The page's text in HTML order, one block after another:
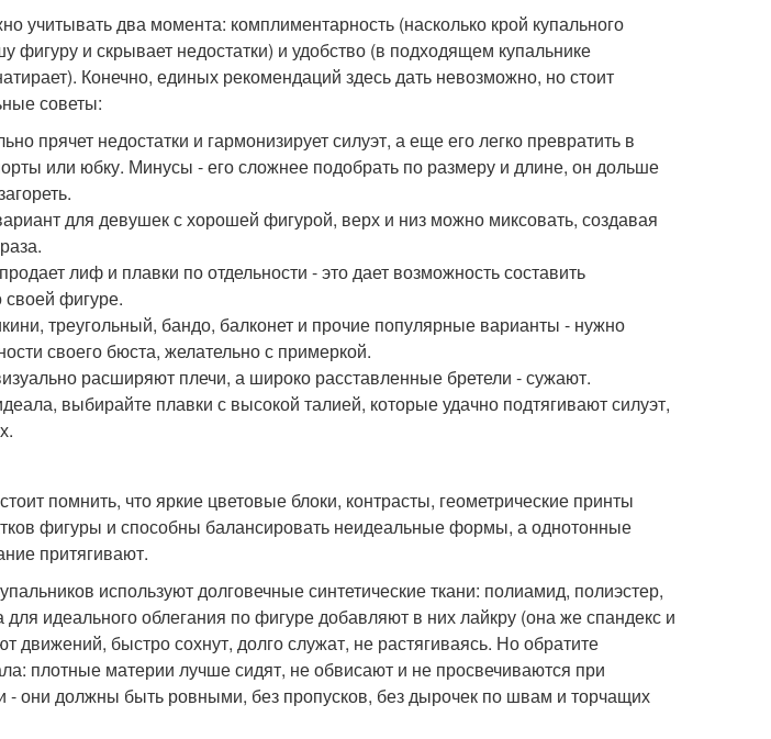
учитывать два момента: комплиментарность (насколько крой купального
фигуру и скрывает недостатки) и удобство (в подходящем купальнике
Конечно, единых рекомендаций здесь дать невозможно, но стоит
советы:
прячет недостатки и гармонизирует силуэт, а еще его легко превратить в
или юбку. Минусы - его сложнее подобрать по размеру и длине, он дольше
для девушек с хорошей фигурой, верх и низ можно миксовать, создавая
лиф и плавки по отдельности - это дает возможность составить
своей фигуре.
треугольный, бандо, балконет и прочие популярные варианты - нужно
своего бюста, желательно с примеркой.
расширяют плечи, а широко расставленные бретели - сужают.
выбирайте плавки с высокой талией, которые удачно подтягивают силуэт,
помнить, что яркие цветовые блоки, контрасты, геометрические принты
фигуры и способны балансировать неидеальные формы, а однотонные
притягивают.
используют долговечные синтетические ткани: полиамид, полиэстер,
идеального облегания по фигуре добавляют в них лайкру (она же спандекс и
движений, быстро сохнут, долго служат, не растягиваясь. Но обратите
плотные материи лучше сидят, не обвисают и не просвечиваются при
- они должны быть ровными, без пропусков, без дырочек по швам и торчащих